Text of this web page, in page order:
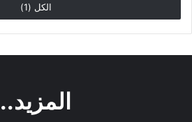
الكل (1)
المزيد..